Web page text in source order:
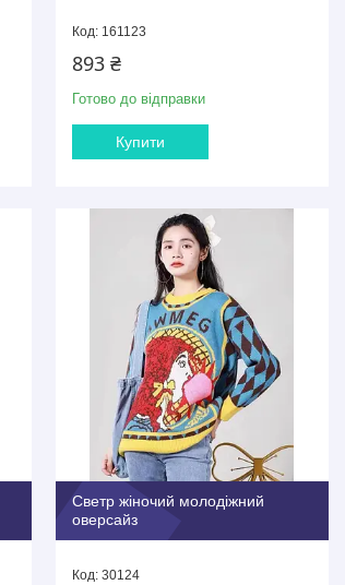
161123
893 ₴
Готово до відправки
Купити
Светр жіночий молодіжний
оверсайз
30124